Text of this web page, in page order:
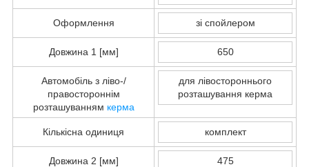
Оформлення зі спойлером
Довжина 1 [мм] 650
Автомобіль з ліво-/
правостороннім
розташуванням керма
для лівостороннього
розташування керма
Кількісна одиниця комплект
Довжина 2 [мм] 475